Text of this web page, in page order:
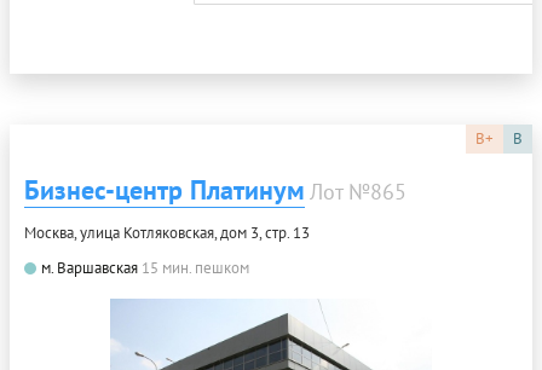
B+ B
Бизнес-центр Платинум Лот №865
Москва, улица Котляковская, дом 3, стр. 13
м. Варшавская 15 мин. пешком